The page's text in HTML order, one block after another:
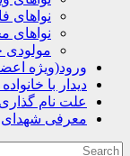
نواهای
نواهای
مولودی
ورود(ویژه
دیدار با
علت نام
معرفی شهدای